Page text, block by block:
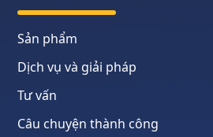
Sản phẩm
Dịch vụ và giải pháp
Tư vấn
Câu chuyện thành công